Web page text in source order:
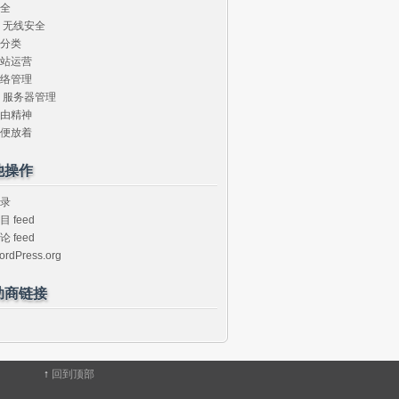
无线安全
类
运营
管理
服务器管理
精神
放着
操作
feed
feed
商链接
↑ 回到顶部